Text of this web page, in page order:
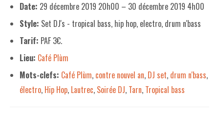
DÉTAIL DES ÉVÉNEMENTS
LA SAISON CULTURELLE
AMI·ES ARTISTES
LE CAFÉ/RESTO
Date: 29 décembre 2019 20h00 – 30 décembre 2019 4h00
Style: Set DJ's - tropical bass, hip hop, electro, drum n'bass
Tarif: PAF 3€.
Lieu: Café Plùm
Mots-clefs: Café Plùm, contre nouvel an, DJ set, drum n'bass,
électro, Hip Hop, Lautrec, Soirée DJ, Tarn, Tropical bass